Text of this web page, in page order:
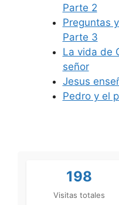
Parte 2
Preguntas
Parte 3
La vida de
señor
Jesus
Pedro y el
198
Visitas totales